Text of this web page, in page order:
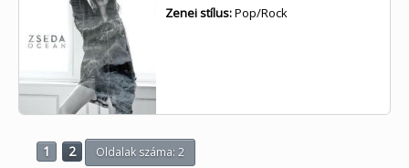
Zenei stílus:Pop/Rock
1 2 Oldalak száma: 2